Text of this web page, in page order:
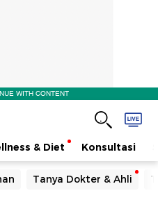
WITH CONTENT
& Diet Konsultasi
Tanya Dokter & Ahli